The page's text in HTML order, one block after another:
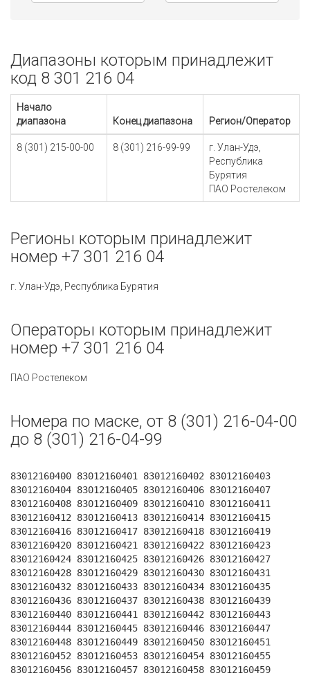
Диапазоны которым принадлежит
код 8 301 216 04
Начало
диапазона
Конец диапазона Регион/Оператор
8 (301) 215-00-00 8 (301) 216-99-99
г. Улан-Удэ,
Республика
Бурятия
ПАО Ростелеком
Регионы которым принадлежит
номер +7 301 216 04
г. Улан-Удэ, Республика Бурятия
Операторы которым принадлежит
номер +7 301 216 04
ПАО Ростелеком
Номера по маске, от 8 (301) 216-04-00
до 8 (301) 216-04-99
83012160400 83012160401 83012160402 83012160403
83012160404 83012160405 83012160406 83012160407
83012160408 83012160409 83012160410 83012160411
83012160412 83012160413 83012160414 83012160415
83012160416 83012160417 83012160418 83012160419
83012160420 83012160421 83012160422 83012160423
83012160424 83012160425 83012160426 83012160427
83012160428 83012160429 83012160430 83012160431
83012160432 83012160433 83012160434 83012160435
83012160436 83012160437 83012160438 83012160439
83012160440 83012160441 83012160442 83012160443
83012160444 83012160445 83012160446 83012160447
83012160448 83012160449 83012160450 83012160451
83012160452 83012160453 83012160454 83012160455
83012160456 83012160457 83012160458 83012160459